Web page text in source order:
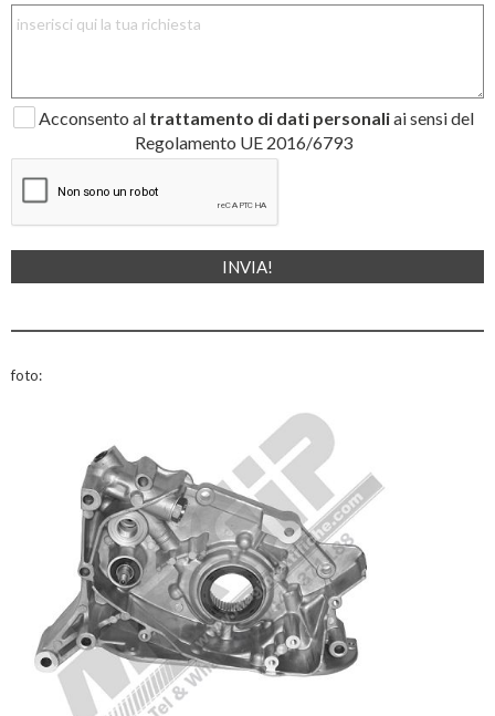
Acconsento al trattamento di dati personaliai sensi del
Regolamento UE 2016/6793
foto: